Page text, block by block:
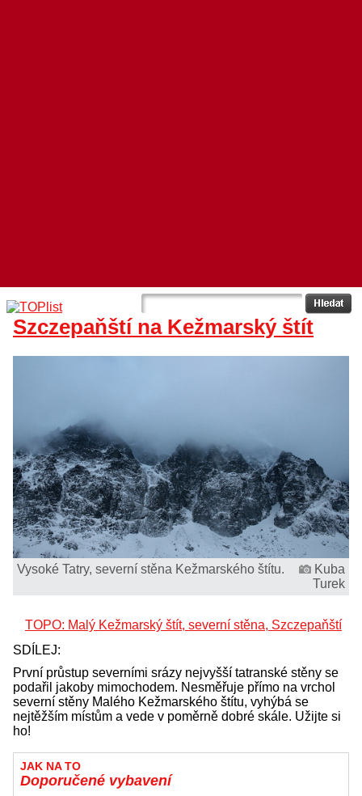
Szczepaňští na Kežmarský štít
Vysoké Tatry, severní stěna Kežmarského štítu.
Kuba
Turek
TOPO: Malý Kežmarský štít, severní stěna, Szczepaňští
SDÍLEJ:
První průstup severními srázy nejvyšší tatranské stěny se
podařil jakoby mimochodem. Nesměřuje přímo na vrchol
severní stěny Malého Kežmarského štítu, vyhýbá se
nejtěžším místům a vede v poměrně dobré skále. Užijte si
ho!
JAK NA TO
Doporučené vybavení